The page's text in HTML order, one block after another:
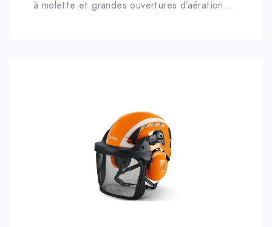
à molette et grandes ouvertures d’aération